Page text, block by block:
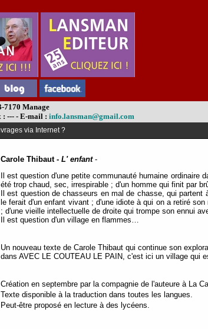
7170 Manage
: --- - E-mail : info.lansman@gmail.com
via Internet ?
Carole Thibaut - L' enfant-
Il est question d'une petite communauté humaine
été trop chaud, sec, irrespirable ; d'un homme qui finit par
Il est question de chasseurs en mal de chasse, qui
le ferait d'un enfant vivant ; d'une idiote à qui on a retiré
; d'une vieille intellectuelle de droite qui trompe son ennui
Il est question d'un village en flammes…
Un nouveau texte de Carole Thibaut qui continue son
dans AVEC LE COUTEAU LE PAIN, c'est ici un village qui
Création en septembre par la compagnie de l'auteure à La
Texte disponible à la traduction dans toutes les langues.
Peut-être proposé en lecture à des lycéens.